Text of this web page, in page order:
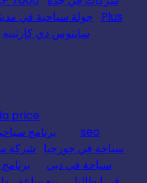
Plus
جولة سياحية في
سانتوس دي كارتييه
price
seo
برنامج
سياحة في جورجيا
شركة
سياحة في دبي
برنامج